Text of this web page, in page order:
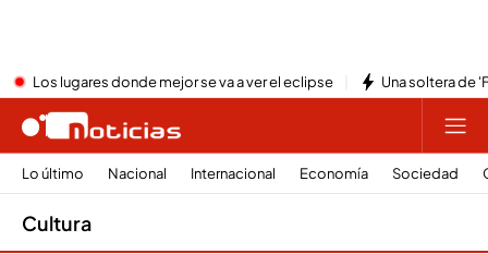
Los lugares donde mejor se va a ver el eclipse Una soltera de
Lo último Nacional Internacional Economía Sociedad
Cultura